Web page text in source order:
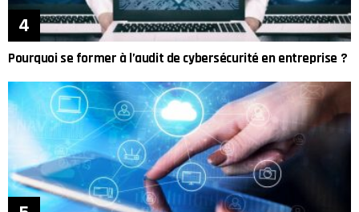
Pourquoi se former à l’audit de cybersécurité en entreprise ?